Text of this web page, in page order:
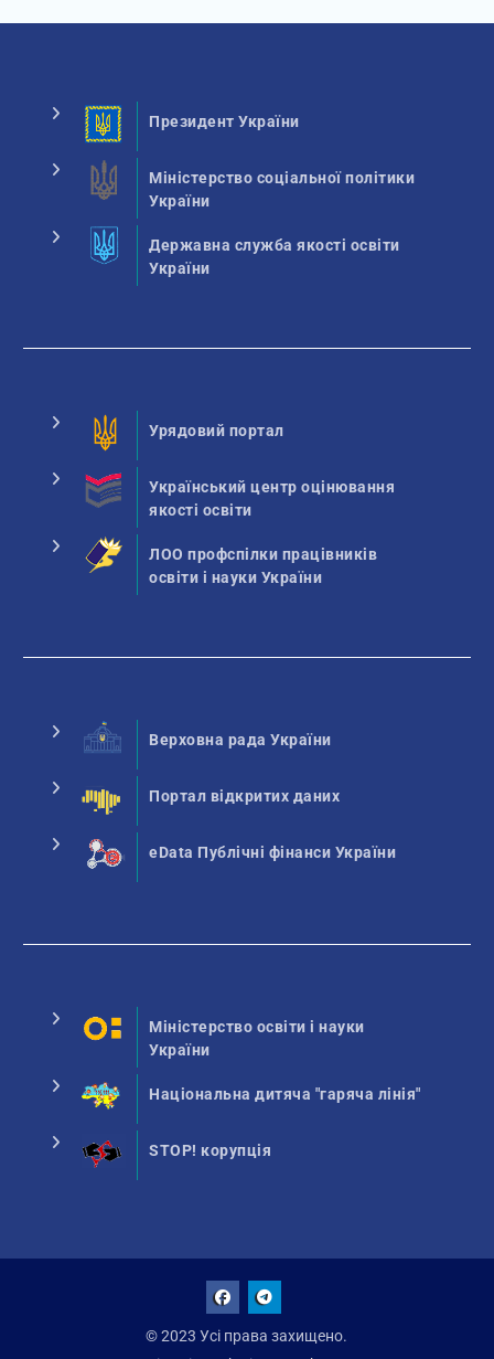
Президент України
Міністерство соціальної політики
України
Державна служба якості освіти
України
Урядовий портал
Український центр оцінювання
якості освіти
ЛОО профспілки працівників
освіти і науки України
Верховна рада України
Портал відкритих даних
eData Публічні фінанси України
Міністерство освіти і науки
України
Національна дитяча "гаряча лінія"
STOP! корупція
© 2023 Усі права захищено.